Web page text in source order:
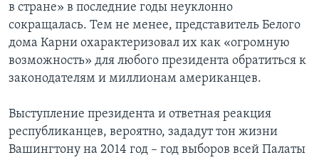
в стране» в последние годы неуклонно
сокращалась. Тем не менее, представитель Белого
дома Карни охарактеризовал их как «огромную
возможность» для любого президента обратиться к
законодателям и миллионам американцев.
Выступление президента и ответная реакция
республиканцев, вероятно, зададут тон жизни
Вашингтону на 2014 год – год выборов всей Палаты